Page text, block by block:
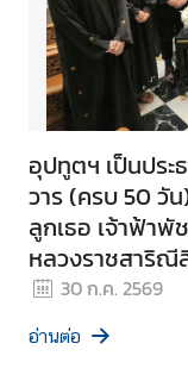
อุปทูตฯ เป็นปร
วาร (ครบ 50 วั
ลูกเธอ เจ้าฟ้าพั
หลวงราชสาริณี
30 ก.ค. 2569
อ่านต่อ